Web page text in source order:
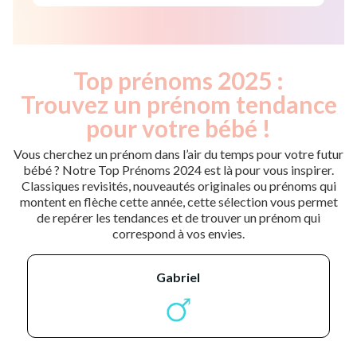
Top prénoms 2025 :
Trouvez un prénom tendance
pour votre bébé !
Vous cherchez un prénom dans l’air du temps pour votre futur
bébé ? Notre Top Prénoms 2024 est là pour vous inspirer.
Classiques revisités, nouveautés originales ou prénoms qui
montent en flèche cette année, cette sélection vous permet
de repérer les tendances et de trouver un prénom qui
correspond à vos envies.
gabriel